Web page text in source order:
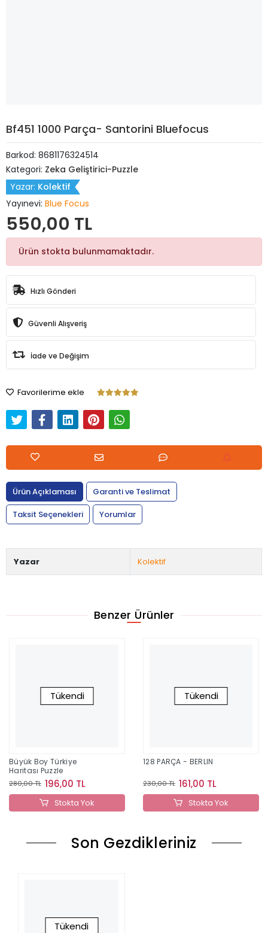
Bf451 1000 Parça- Santorini Bluefocus
Barkod: 8681176324514
Kategori: Zeka Geliştirici-Puzzle
Yazar: Kolektif
Yayınevi: Blue Focus
550,00 TL
Ürün stokta bulunmamaktadır.
Hızlı Gönderi
Güvenli Alışveriş
İade ve Değişim
Favorilerime ekle
Ürün Açıklaması
Garanti ve Teslimat
Taksit Seçenekleri
Yorumlar
Yazar Kolektif
Benzer Ürünler
Tükendi
Büyük Boy Türkiye
Haritası Puzzle
280,00 TL 196,00 TL
Stokta Yok
Tükendi
128 PARÇA - BERLIN
230,00 TL 161,00 TL
Stokta Yok
Son Gezdikleriniz
Tükendi